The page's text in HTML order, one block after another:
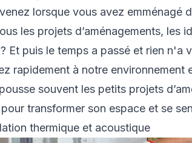
lorsque vous avez emménagé
les projets d’aménagements, les
Et puis le temps a passé et rien n'a
rapidement à notre environnement
souvent les petits projets
transformer son espace et se
thermique et acoustique